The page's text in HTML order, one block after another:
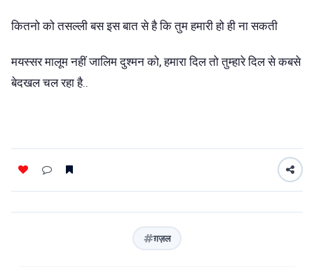
कितनो को तसल्ली बस इस बात से है कि तुम हमारी हो ही ना सकती
मयस्सर मालूम नहीं जालिम दुश्मन को, हमारा दिल तो तुम्हारे दिल से कबसे
बेदखल चल रहा है..
ग़ज़ल